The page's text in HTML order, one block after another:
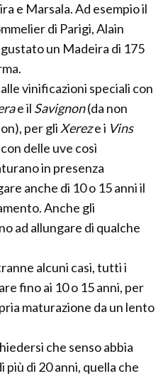
e Marsala. Ad esempio il
di Parigi, Alain
un Madeira di 175
vinificazioni speciali con
e il Savignon(da non
per gli Xereze i Vins
delle uve così
in presenza
anche di 10 o 15 anni il
Anche gli
ad allungare di qualche
alcuni casi, tutti i
fino ai 10 o 15 anni, per
maturazione da un lento
che senso abbia
di 20 anni, quella che